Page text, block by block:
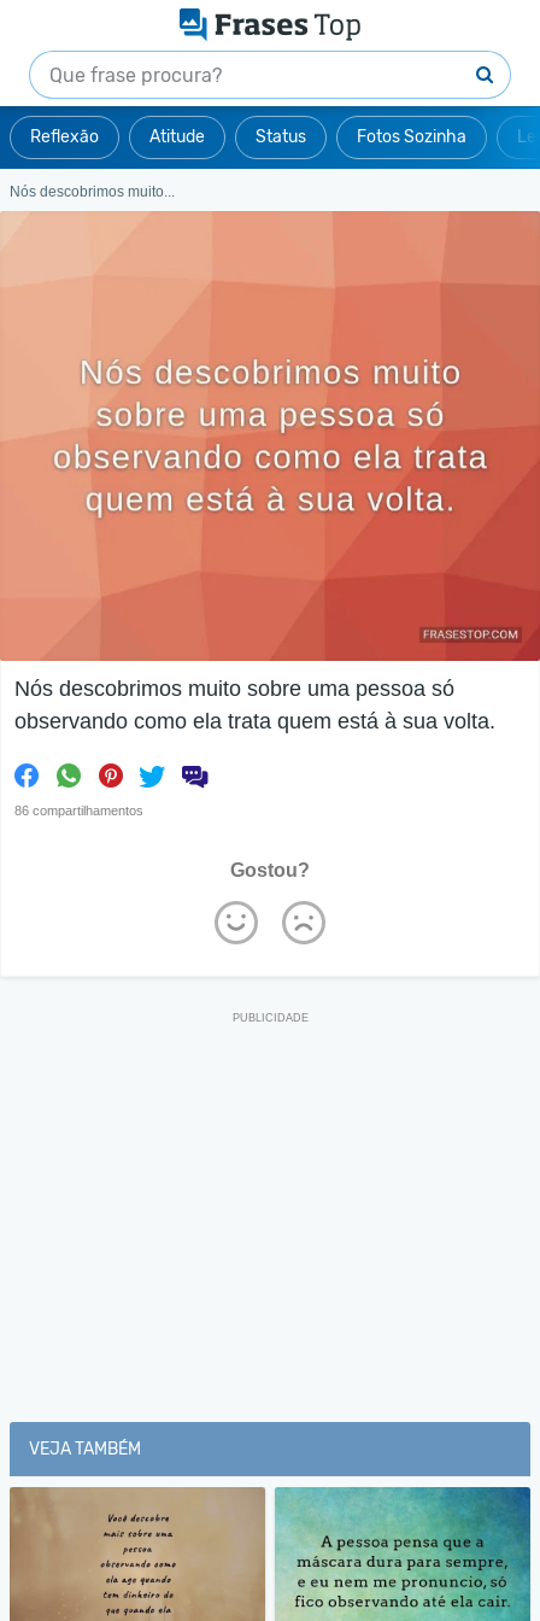
Reflexão Atitude Status Fotos Sozinha
Nós descobrimos muito...
Nós descobrimos muito sobre uma pessoa só
observando como ela trata quem está à sua volta.
86 compartilhamentos
Gostou?
VEJA TAMBÉM